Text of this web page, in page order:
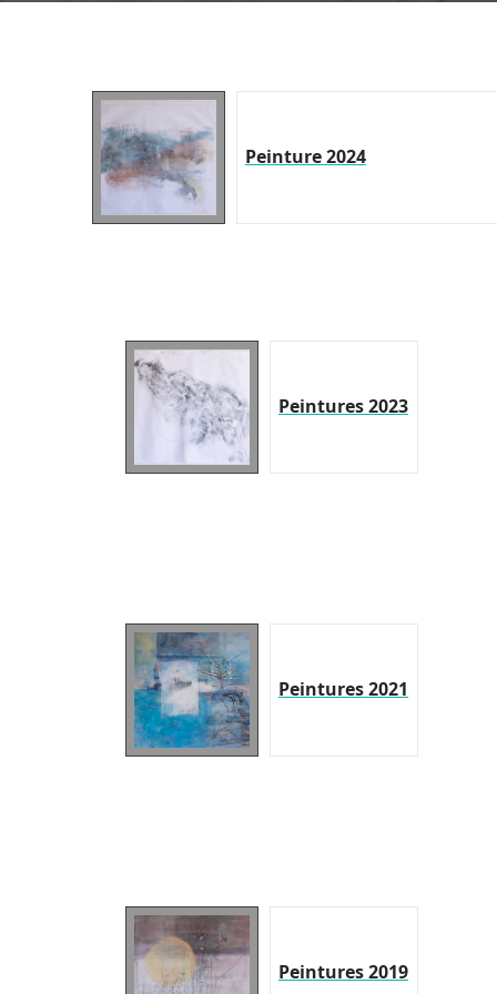
Peinture 2024
Peintures 2023
Peintures 2021
Peintures 2019